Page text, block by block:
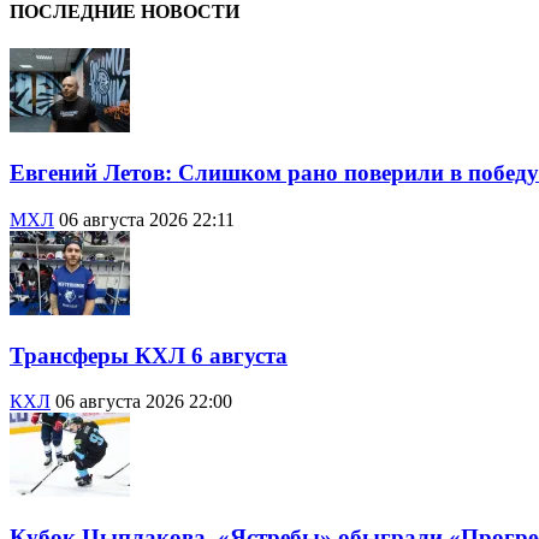
ПОСЛЕДНИЕ НОВОСТИ
Евгений Летов: Слишком рано поверили в победу
МХЛ 06 августа 2026 22:11
Трансферы КХЛ 6 августа
КХЛ 06 августа 2026 22:00